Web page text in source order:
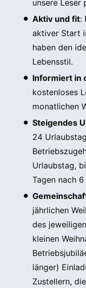
unsere Leser
Aktiv und fit:
aktiver Start
haben den
Lebensstil.
Informiert in
kostenloses
monatlichen
Steigendes
24
Urlaubstag,
Tagen nach 6
jährlichen
des
kleinen
länger)
Zustellern,